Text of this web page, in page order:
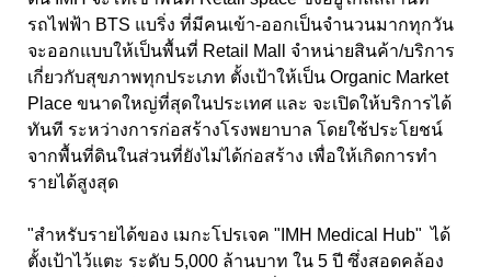
รถไฟฟ้า BTS แบริ่ง ที่มีคนเข้า-ออกเป็นจำนวนมากทุกวัน
จะออกแบบให้เป็นพื้นที่ Retail Mall จำหน่ายสินค้า/บริการ
เกี่ยวกับสุขภาพทุกประเภท ตั้งเป้าให้เป็น Organic Market
Place ขนาดใหญ่ที่สุดในประเทศ และ จะเปิดให้บริการได้
ทันที ระหว่างการก่อสร้างโรงพยาบาล โดยใช้ประโยชน์
จากพื้นที่ดินในส่วนที่ยังไม่ได้ก่อสร้าง เพื่อให้เกิดการทำ
รายได้สูงสุด
"สำหรับรายได้ของ เมกะโปรเจค "IMH Medical Hub" ได้
ตั้งเป้าไว้แตะ ระดับ 5,000 ล้านบาท ใน 5 ปี ซึ่งสอดคล้อง